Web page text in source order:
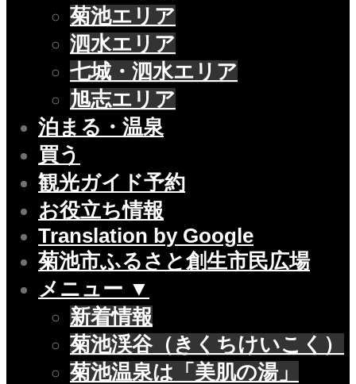
菊池エリア
泗水エリア
七城・泗水エリア
旭志エリア
泊まる・温泉
買う
観光ガイド予約
お役立ち情報
Translation by Google
菊池市ふるさと創生市民広場
メニュー ▼
新着情報
菊池渓谷（きくちけいこく）
菊池温泉は「美肌の湯」